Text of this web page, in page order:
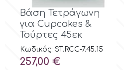
Βάση Τετράγωνη
για Cupcakes &
Τούρτες 45εκ
Κωδικός: ST.RCC-7.45.15
Τιμή
257,00 €